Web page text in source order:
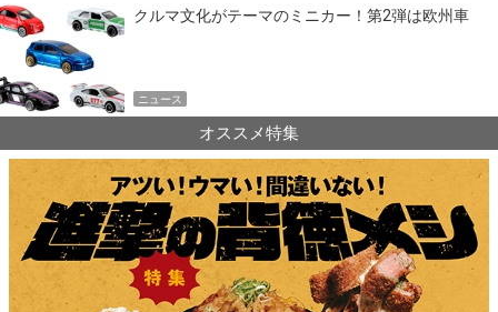
クルマ文化がテーマのミニカー！第2弾は欧州車
ニュース
オススメ特集